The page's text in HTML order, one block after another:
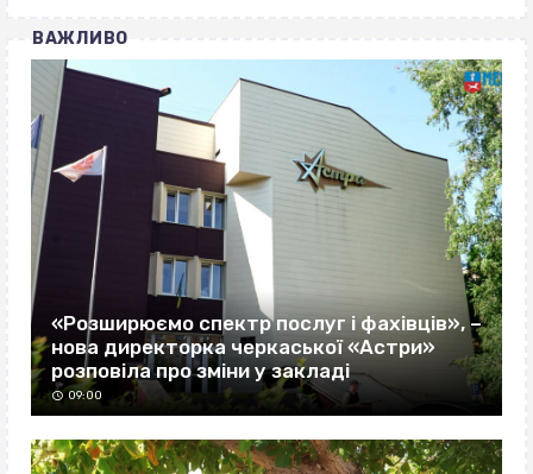
ВАЖЛИВО
«Розширюємо спектр послуг і фахівців», –
нова директорка черкаської «Астри»
розповіла про зміни у закладі
09:00